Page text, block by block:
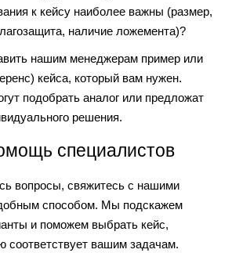
к кейсу наиболее важны (размер,
наличие ложемента)?
нашим менеджерам пример или
кейса, который вам нужен.
подобрать аналог или предложат
решения.
специалистов
вопросы, свяжитесь с нашими
способом. Мы подскажем
и поможем выбрать кейс,
соответствует вашим задачам.